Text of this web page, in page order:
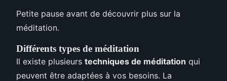
Petite pause avant de découvrir plus sur la
méditation.
Différents types de méditation
Il existe plusieurs techniques de méditation qui
peuvent être adaptées à vos besoins. La